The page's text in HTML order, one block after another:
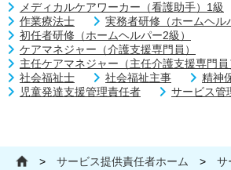
メディカルケアワーカー（看護助手）1級
作業療法士
実務者研修（ホームヘル
初任者研修（ホームヘルパー2級）
ケアマネジャー（介護支援専門員）
主任ケアマネジャー（主任介護支援専門員
社会福祉士
社会福祉主事
精神
児童発達支援管理責任者
サービス管
> サービス提供責任者ホーム > サ